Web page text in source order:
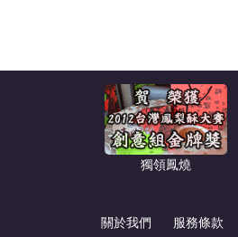
獨領鳳燒
關於我們 服務條款